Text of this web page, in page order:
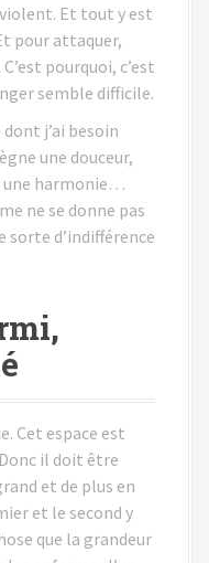
Et tout y est
pour attaquer,
pourquoi, c’est
semble difficile.
j’ai besoin
une douceur,
une harmonie…
ne se donne pas
d’indifférence
Cet espace est
il doit être
et de plus en
et le second y
que la grandeur